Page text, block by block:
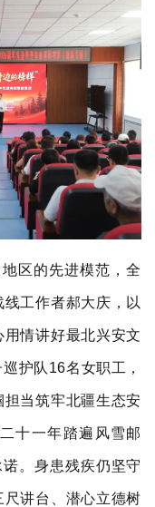
区的先进模范，全
工作者郝大庆，以
情讲好最北兴安文
护队16名女职工，
当筑牢北疆生态安
十一年踏遍风雪邮
。身患残疾仍坚守
讲台、潜心立德树